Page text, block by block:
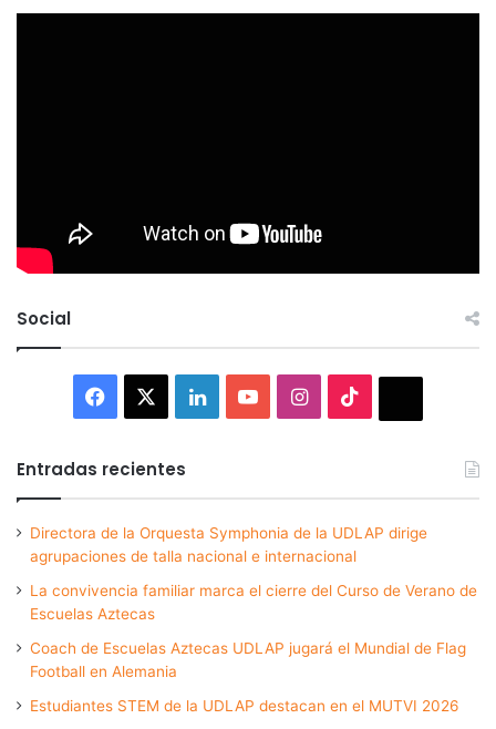
Social
Facebook LinkedInYouTubeInstagram
Entradas recientes
Directora de la Orquesta Symphonia de la UDLAP dirige
agrupaciones de talla nacional e internacional
La convivencia familiar marca el cierre del Curso de Verano de
Escuelas Aztecas
Coach de Escuelas Aztecas UDLAP jugará el Mundial de Flag
Football en Alemania
Estudiantes STEM de la UDLAP destacan en el MUTVI 2026